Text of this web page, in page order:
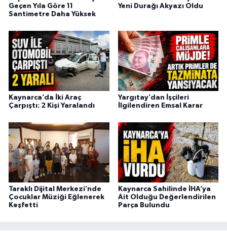
Geçen Yıla Göre 11
Santimetre Daha Yüksek
Yeni Durağı Akyazı Oldu
Kaynarca’da İki Araç
Çarpıştı: 2 Kişi Yaralandı
Yargıtay’dan İşçileri
İlgilendiren Emsal Karar
Taraklı Dijital Merkezi’nde
Çocuklar Müziği Eğlenerek
Keşfetti
Kaynarca Sahilinde İHA’ya
Ait Olduğu Değerlendirilen
Parça Bulundu